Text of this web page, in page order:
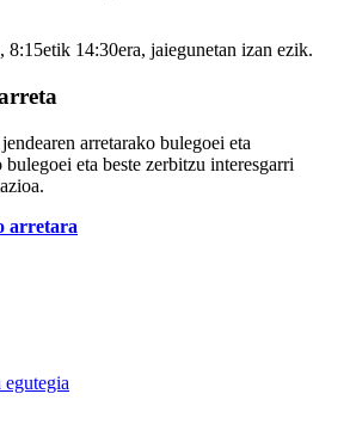
8:15etik 14:30era, jaiegunetan izan ezik.
arretarako bulegoei eta
eta beste zerbitzu interesgarri
arretara